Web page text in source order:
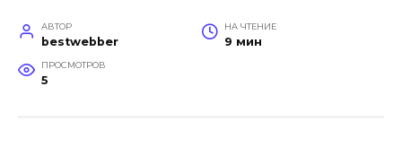
АВТОР
bestwebber
НА ЧТЕНИЕ
9 мин
ПРОСМОТРОВ
5